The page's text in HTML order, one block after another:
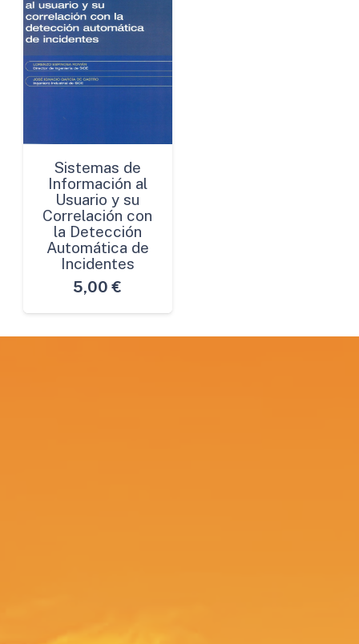
Sistemas de
Información al
Usuario y su
Correlación con
la Detección
Automática de
Incidentes
5,00 €